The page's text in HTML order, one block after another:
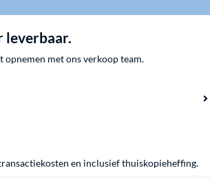
leverbaar.
met ons verkoop team.
en inclusief thuiskopieheffing.